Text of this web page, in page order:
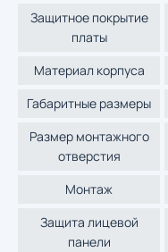
Защитное покрытие
платы
Материал корпуса
Габаритные размеры
Размер монтажного
отверстия
Монтаж
Защита лицевой
панели